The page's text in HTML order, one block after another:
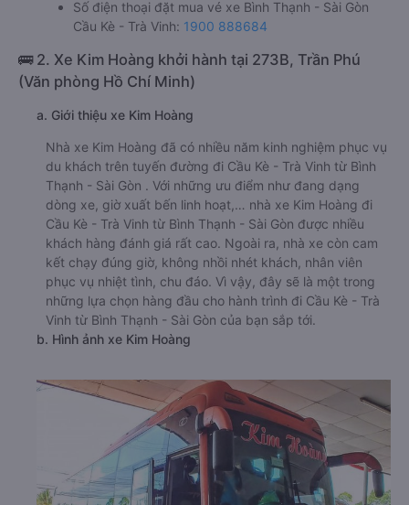
Số điện thoại đặt mua vé xe Bình Thạnh - Sài Gòn
Cầu Kè - Trà Vinh: 1900 888684
🚌 2. Xe Kim Hoàng khởi hành tại 273B, Trần Phú
(Văn phòng Hồ Chí Minh)
a. Giới thiệu xe Kim Hoàng
Nhà xe Kim Hoàng đã có nhiều năm kinh nghiệm phục vụ
du khách trên tuyến đường đi Cầu Kè - Trà Vinh từ Bình
Thạnh - Sài Gòn . Với những ưu điểm như đang dạng
dòng xe, giờ xuất bến linh hoạt,… nhà xe Kim Hoàng đi
Cầu Kè - Trà Vinh từ Bình Thạnh - Sài Gòn được nhiều
khách hàng đánh giá rất cao. Ngoài ra, nhà xe còn cam
kết chạy đúng giờ, không nhồi nhét khách, nhân viên
phục vụ nhiệt tình, chu đáo. Vì vậy, đây sẽ là một trong
những lựa chọn hàng đầu cho hành trình đi Cầu Kè - Trà
Vinh từ Bình Thạnh - Sài Gòn của bạn sắp tới.
b. Hình ảnh xe Kim Hoàng